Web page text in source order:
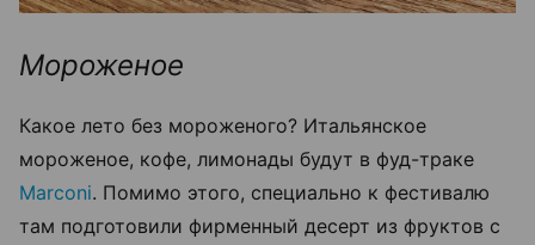
Мороженое
Какое лето без мороженого? Итальянское
мороженое, кофе, лимонады будут в фуд-траке
Marconi. Помимо этого, специально к фестивалю
там подготовили фирменный десерт из фруктов с